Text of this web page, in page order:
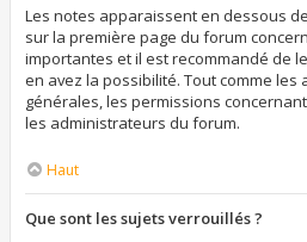
Les notes apparaissent en dessous
sur la première page du forum
importantes et il est recommandé de
en avez la possibilité. Tout comme
générales, les permissions
les administrateurs du forum.
Haut
Que sont les sujets verrouillés ?